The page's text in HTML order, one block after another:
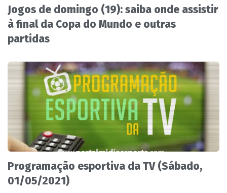
Jogos de domingo (19): saiba onde assistir
à final da Copa do Mundo e outras
partidas
Programação esportiva da TV (Sábado,
01/05/2021)